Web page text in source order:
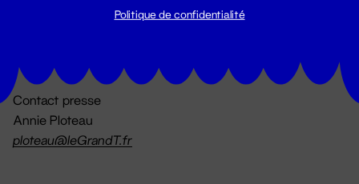
Contact presse
Annie Ploteau
ploteau@leGrandT.fr
Politique de confidentialité